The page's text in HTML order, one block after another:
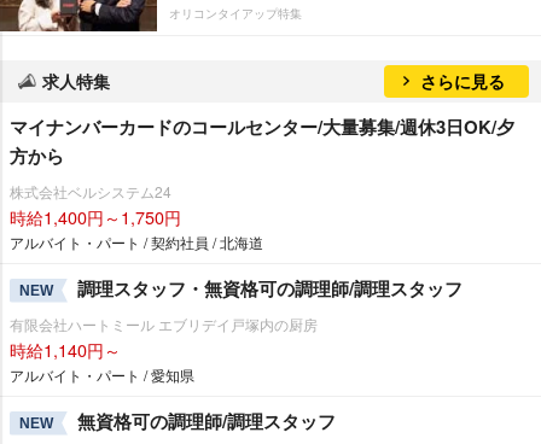
オリコンタイアップ特集
求人特集 さらに見る
マイナンバーカードのコールセンター/大量募集/週休3日OK/夕
方から
株式会社ベルシステム24
時給1,400円～1,750円
アルバイト・パート / 契約社員 / 北海道
NEW 調理スタッフ・無資格可の調理師/調理スタッフ
有限会社ハートミール エブリデイ戸塚内の厨房
時給1,140円～
アルバイト・パート / 愛知県
NEW 無資格可の調理師/調理スタッフ